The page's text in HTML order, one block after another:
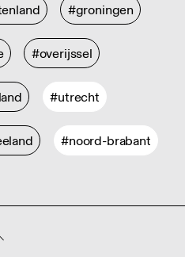
#groningen
#overijssel
#utrecht
#noord-brabant